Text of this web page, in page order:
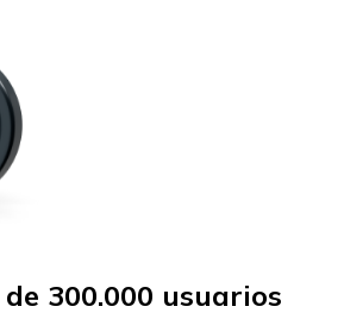
300.000 usuarios